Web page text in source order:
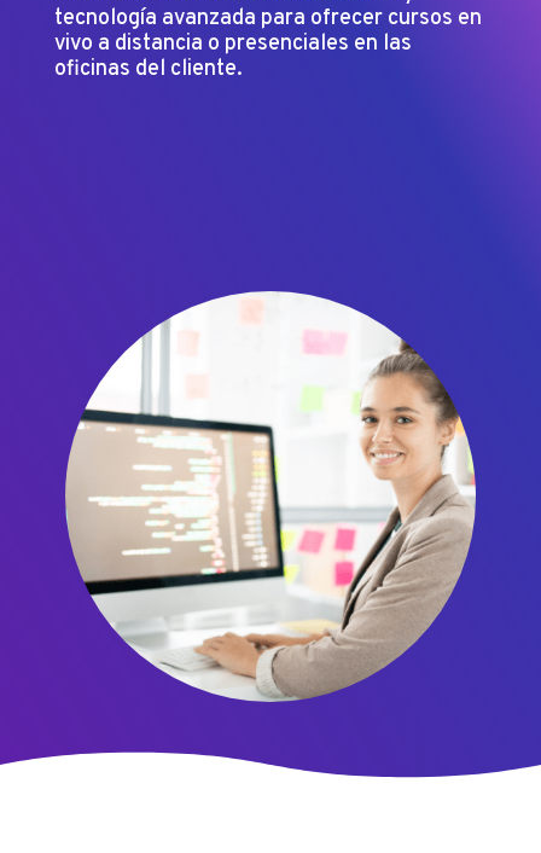
tecnología avanzada para ofrecer cursos en
vivo a distancia o presenciales en las
oficinas del cliente.